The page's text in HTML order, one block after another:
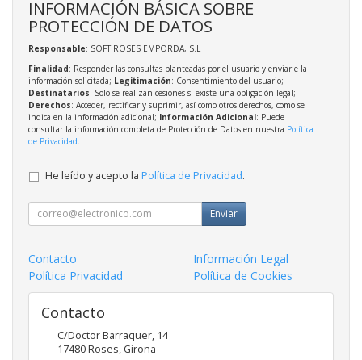
INFORMACIÓN BÁSICA SOBRE
PROTECCIÓN DE DATOS
Responsable: SOFT ROSES EMPORDA, S.L
Finalidad: Responder las consultas planteadas por el usuario y enviarle la
información solicitada; Legitimación: Consentimiento del usuario;
Destinatarios: Solo se realizan cesiones si existe una obligación legal;
Derechos: Acceder, rectificar y suprimir, así como otros derechos, como se
indica en la información adicional; Información Adicional: Puede
consultar la información completa de Protección de Datos en nuestra Política
de Privacidad
He leído y acepto la Política de Privacidad.
Enviar
Contacto
Información Legal
Política Privacidad
Política de Cookies
Contacto
C/Doctor Barraquer, 14
17480Roses, Girona